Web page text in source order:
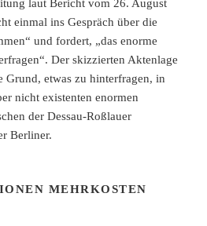
laut Bericht vom 26. August
einmal ins Gespräch über die
und fordert, „das enorme
Der skizzierten Aktenlage
Grund, etwas zu hinterfragen, in
nicht existenten enormen
der Dessau-Roßlauer
Berliner.
MEHRKOSTEN